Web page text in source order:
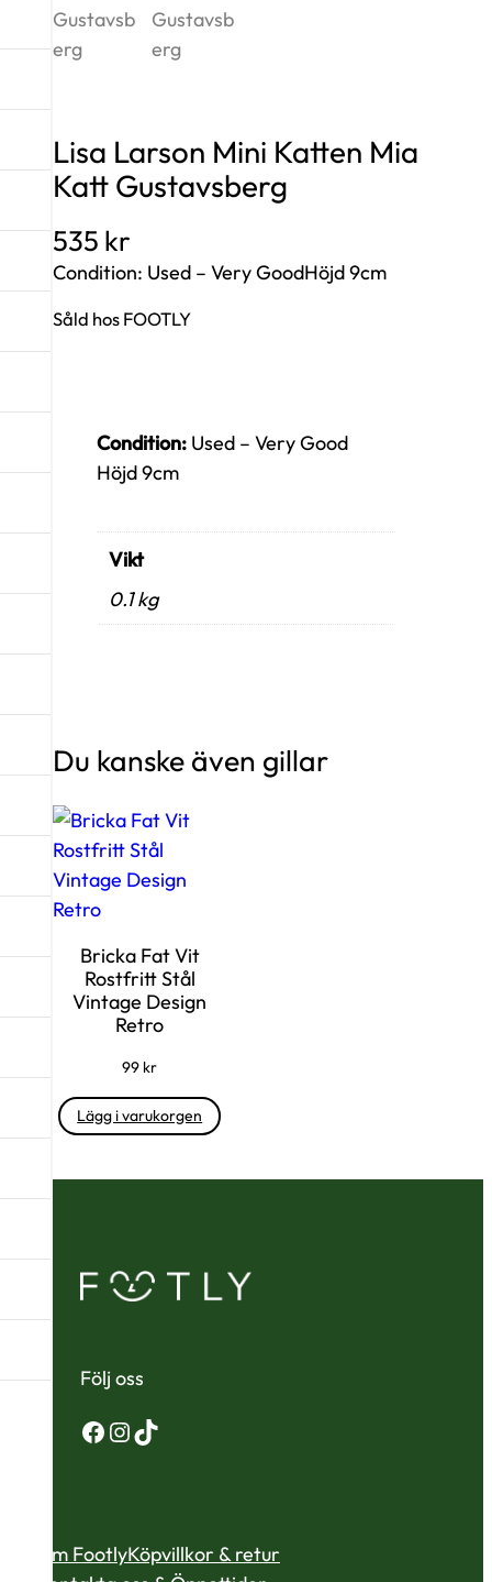
Lisa Larson Mini Katten Mia
Katt Gustavsberg
535 kr
Condition: Used – Very GoodHöjd 9cm
Såld hos FOOTLY
Condition: Used – Very Good
Höjd 9cm
Vikt
0.1 kg
Du kanske även gillar
Bricka Fat Vit
Rostfritt Stål
Vintage Design
Retro
99 kr
Lägg i varukorgen
Följ oss
Facebook
Instagram
TikTok
Om FootlyKöpvillkor & retur